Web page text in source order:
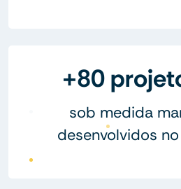
+80
sob medida
desenvolvidos